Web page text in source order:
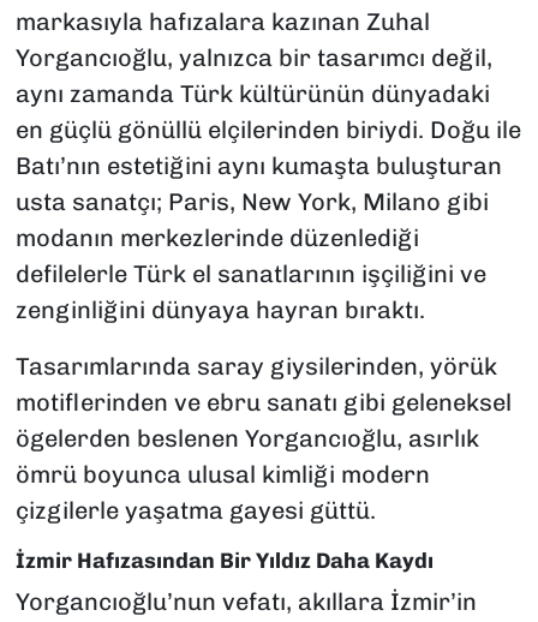
markasıyla hafızalara kazınan Zuhal
Yorgancıoğlu, yalnızca bir tasarımcı değil,
aynı zamanda Türk kültürünün dünyadaki
en güçlü gönüllü elçilerinden biriydi. Doğu ile
Batı’nın estetiğini aynı kumaşta buluşturan
usta sanatçı; Paris, New York, Milano gibi
modanın merkezlerinde düzenlediği
defilelerle Türk el sanatlarının işçiliğini ve
zenginliğini dünyaya hayran bıraktı.
Tasarımlarında saray giysilerinden, yörük
motiflerinden ve ebru sanatı gibi geleneksel
ögelerden beslenen Yorgancıoğlu, asırlık
ömrü boyunca ulusal kimliği modern
çizgilerle yaşatma gayesi güttü.
İzmir Hafızasından Bir Yıldız Daha Kaydı
Yorgancıoğlu’nun vefatı, akıllara İzmir’in